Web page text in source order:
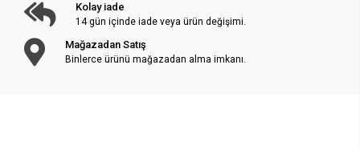
Kolay iade
14 gün içinde iade veya ürün değişimi.
Mağazadan Satış
Binlerce ürünü mağazadan alma imkanı.